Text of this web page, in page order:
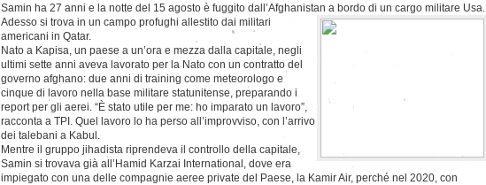
Samin ha 27 anni e la notte del 15 agosto è fuggito dall’Afghanistan a bordo di un cargo militare Usa.
Adesso si trova in un campo profughi allestito dai militari
americani in Qatar.
Nato a Kapisa, un paese a un’ora e mezza dalla capitale, negli
ultimi sette anni aveva lavorato per la Nato con un contratto del
governo afghano: due anni di training come meteorologo e
cinque di lavoro nella base militare statunitense, preparando i
report per gli aerei. “È stato utile per me: ho imparato un lavoro”,
racconta a TPI. Quel lavoro lo ha perso all’improvviso, con l’arrivo
dei talebani a Kabul.
Mentre il gruppo jihadista riprendeva il controllo della capitale,
Samin si trovava già all’Hamid Karzai International, dove era
impiegato con una delle compagnie aeree private del Paese, la Kamir Air, perché nel 2020, con